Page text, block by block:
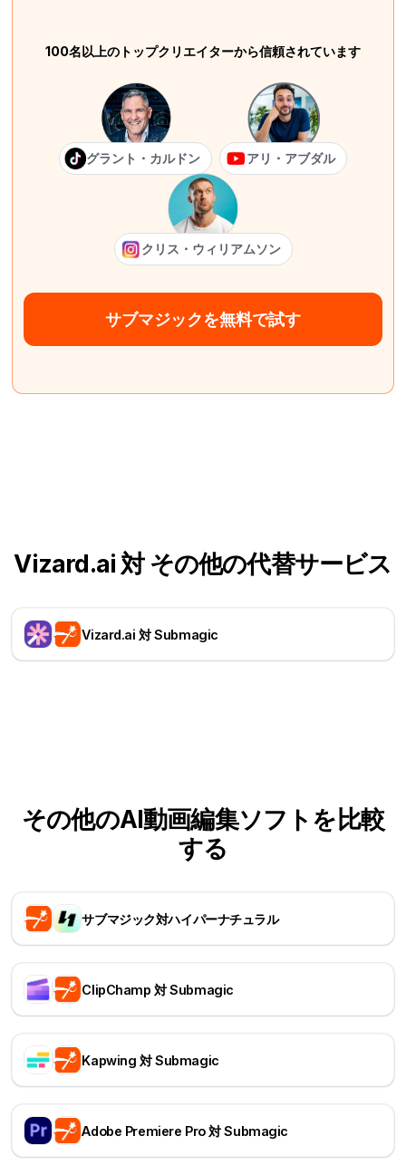
100名以上のトップクリエイターから信頼されています
グラント・カルドン アリ・アブダル
クリス・ウィリアムソン
サブマジックを無料で試す
Vizard.ai 対 その他の代替サービス
Vizard.ai 対 Submagic
その他のAI動画編集ソフトを比較
する
サブマジック対ハイパーナチュラル
ClipChamp 対 Submagic
Kapwing 対 Submagic
Adobe Premiere Pro 対 Submagic